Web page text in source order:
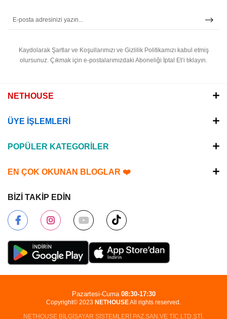
Kaydolarak Şartlar ve Koşullarımızı ve Gizlilik Politikamızı kabul etmiş
olursunuz. Çıkmak için e-postalarımızdaki Aboneliği İptal Et’i tıklayın.
NETHOUSE
ÜYE İŞLEMLERİ
POPÜLER KATEGORİLER
EN ÇOK OKUNAN BLOGLAR ❤️
BİZİ TAKİP EDİN
Copyright© 2023 NETHOUSEAll rights reserved.
NETHOUSE BİLGİSAYAR SİSTEMLERİ PAZ.SAN.VE TİC.LTD.ŞTİ.
Pazartesi-Cuma 08:30-17:30